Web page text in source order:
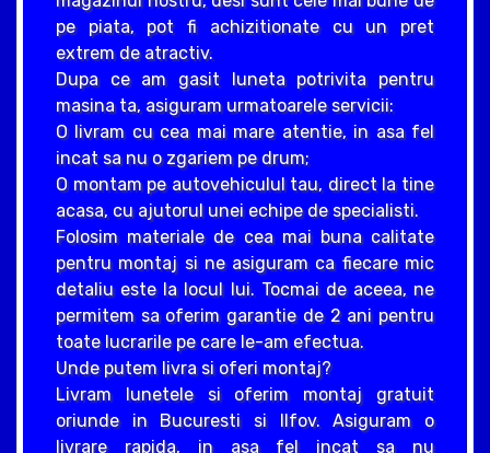
pe piata, pot fi achizitionate cu un pret
extrem de atractiv.
Dupa ce am gasit luneta potrivita pentru
masina ta, asiguram urmatoarele servicii:
O livram cu cea mai mare atentie, in asa fel
incat sa nu o zgariem pe drum;
O montam pe autovehiculul tau, direct la tine
acasa, cu ajutorul unei echipe de specialisti.
Folosim materiale de cea mai buna calitate
pentru montaj si ne asiguram ca fiecare mic
detaliu este la locul lui. Tocmai de aceea, ne
permitem sa oferim garantie de 2 ani pentru
toate lucrarile pe care le-am efectua.
Unde putem livra si oferi montaj?
Livram lunetele si oferim montaj gratuit
oriunde in Bucuresti si Ilfov. Asiguram o
livrare rapida, in asa fel incat sa nu